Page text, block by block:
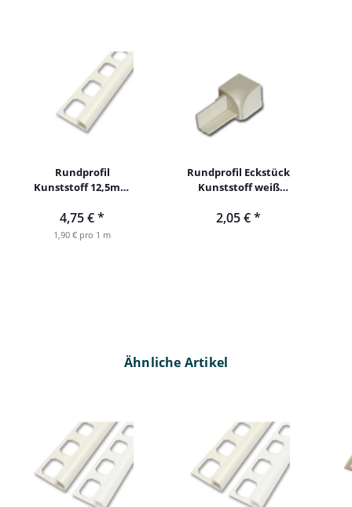
Rundprofil
Kunststoff 12,5mm
4,75 €*
1,90 € pro 1 m
Rundprofil Eckstück
Kunststoff weiß
Innenecke
2,05 €*
Ähnliche Artikel